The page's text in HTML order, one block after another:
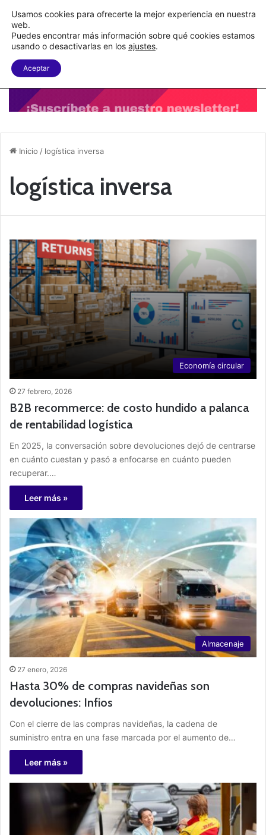
C&A México completa la implementación de su WMS en la nube
Menu
Inicio / logística inversa
logística inversa
Economía circular
27 febrero, 2026
B2B recommerce: de costo hundido a palanca
de rentabilidad logística
En 2025, la conversación sobre devoluciones dejó de centrarse
en cuánto cuestan y pasó a enfocarse en cuánto pueden
recuperar.…
Leer más »
Almacenaje
27 enero, 2026
Hasta 30% de compras navideñas son
devoluciones: Infios
Con el cierre de las compras navideñas, la cadena de
suministro entra en una fase marcada por el aumento de…
Leer más »
Usamos cookies para ofrecerte la mejor experiencia en nuestra
web.
Puedes encontrar más información sobre qué cookies estamos
usando o desactivarlas en los ajustes.
Aceptar